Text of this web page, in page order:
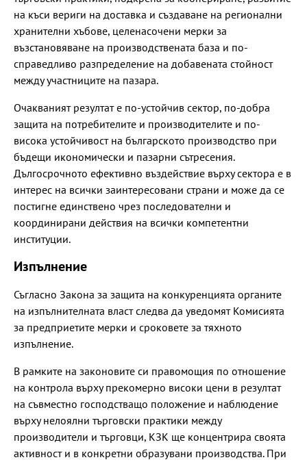
на къси вериги на доставка и създаване на регионални
хранителни хъбове, целенасочени мерки за
възстановяване на производствената база и по-
справедливо разпределение на добавената стойност
между участниците на пазара.
Очакваният резултат е по-устойчив сектор, по-добра
защита на потребителите и производителите и по-
висока устойчивост на българското производство при
бъдещи икономически и пазарни сътресения.
Дългосрочното ефективно въздействие върху сектора e в
интерес на всички заинтересовани страни и може да се
постигне единствено чрез последователни и
координирани действия на всички компетентни
институции.
Изпълнение
Съгласно Закона за защита на конкуренцията органите
на изпълнителната власт следва да уведомят Комисията
за предприетите мерки и сроковете за тяхното
изпълнение.
В рамките на законовите си правомощия по отношение
на контрола върху прекомерно високи цени в резултат
на съвместно господстващо положение и наблюдение
върху нелоялни търговски практики между
производители и търговци, КЗК ще концентрира своята
активност и в конкретни образувани производства. При